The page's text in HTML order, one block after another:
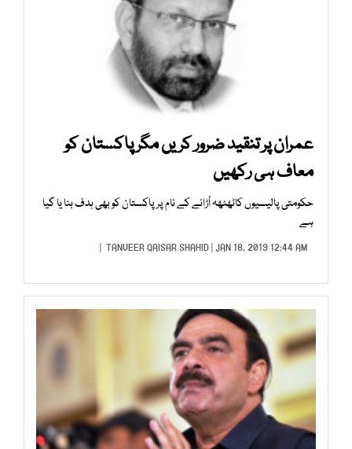
عمران پر تنقید ضرور کریں مگر پاکستان کو
معاف ہی رکھیں
حکومتی پالیسیوں کاٹھٹھہ اُڑانے کے نام پر پاکستان کو بھی ہدف بنا یا گیا
ہے
TANVEER QAISAR SHAHID| JAN 18, 2019 12:44 AM |